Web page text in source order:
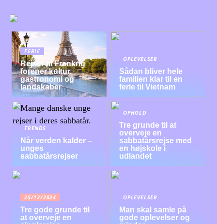
FERIE
Rejser til Frankrig
forener kultur,
gastronomi og
landskaber
OPLEVELSER
Sådan bliver hele
familien klar til en
ferie til Vietnam
TRENDS
Når verden kalder –
unges
sabbatårsrejser
OPHOLD
Tre grunde til at
overveje en
sabbatårsrejse med
en højskole i
udlandet
25/12/2024
Tre gode grunde til
at overveje en
OPLEVELSER
Man skal samle på
gode oplevelser og